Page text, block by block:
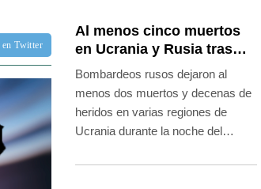
en Twitter
Al menos cinco muertos
en Ucrania y Rusia tras
nueva ola de ataques
cruzados
Bombardeos rusos dejaron al
menos dos muertos y decenas de
heridos en varias regiones de
Ucrania durante la noche del
domingo, mientras que un ataque